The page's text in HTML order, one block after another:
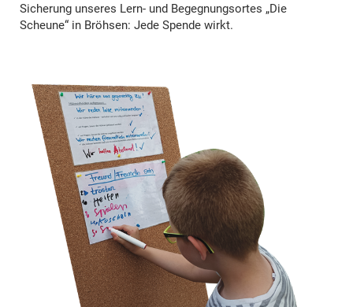
Sicherung unseres Lern- und Begegnungsortes „Die
Scheune“ in Bröhsen: Jede Spende wirkt.